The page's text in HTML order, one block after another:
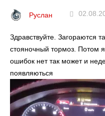
Руслан
Здравствуйте. Загораются
стояночный тормоз. Потом
ошибок нет так может и
появляються